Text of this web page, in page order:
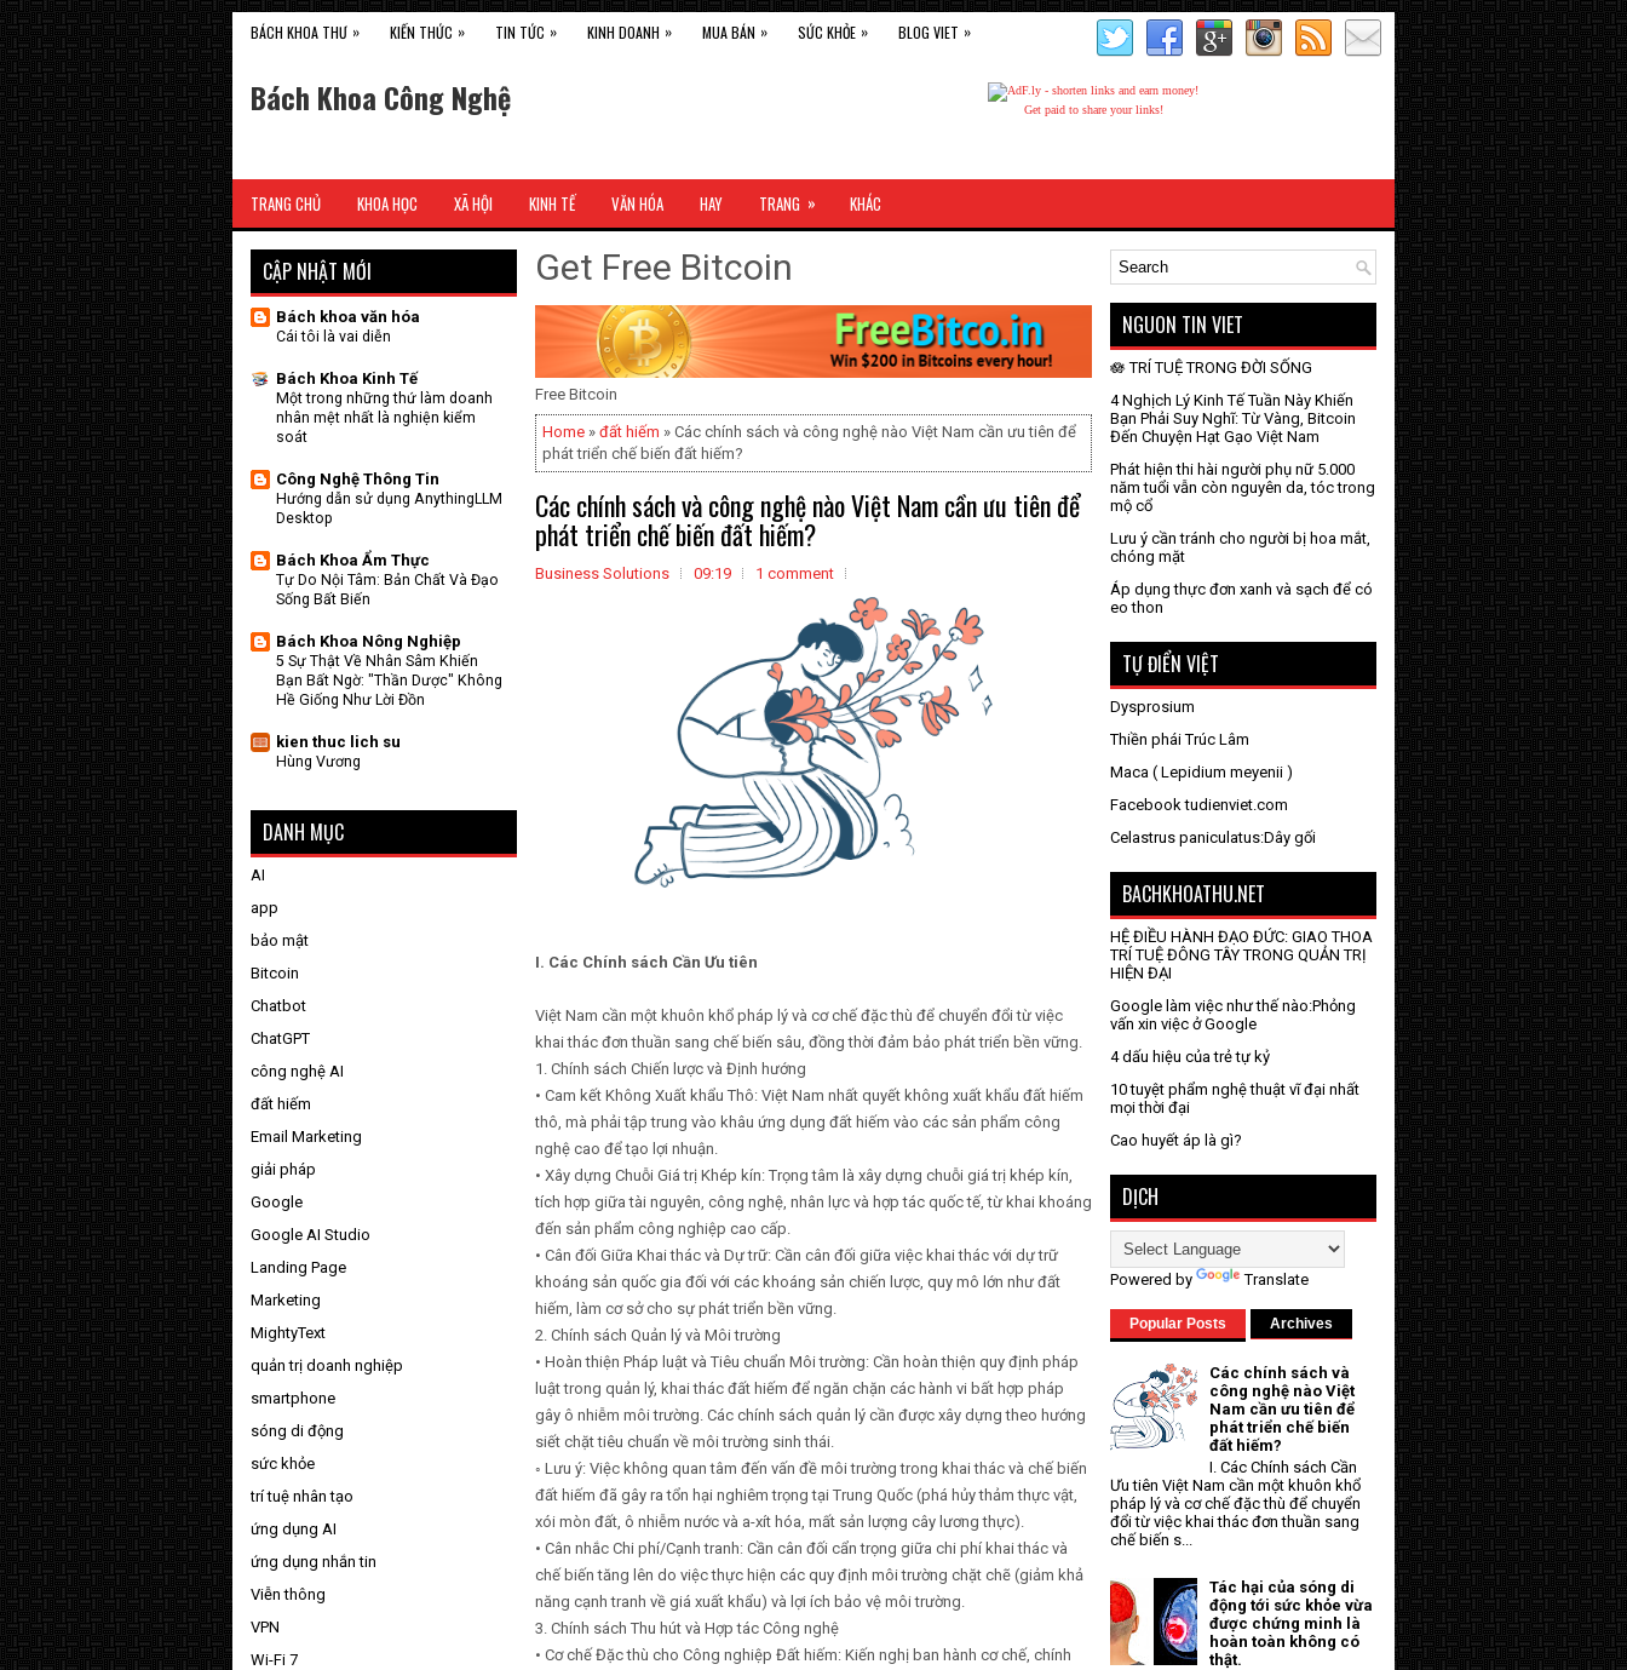
BÁCH KHOA THƯ » KIẾN THỨC » TIN TỨC » KINH DOANH » MUA BÁN » SỨC KHỎE » BLOG VIET »
Bách Khoa Công Nghệ Get paid to share your links!
TRANG CHỦ KHOA HỌC XÃ HỘI KINH TẾ VĂN HÓA HAY TRANG » KHÁC
Get Free Bitcoin
Free Bitcoin
Home » đất hiếm » Các chính sách và công nghệ nào Việt Nam cần ưu tiên để
phát triển chế biến đất hiếm?
Các chính sách và công nghệ nào Việt Nam cần ưu tiên để
phát triển chế biến đất hiếm?
Business Solutions 09:19 1 comment
I. Các Chính sách Cần Ưu tiên
Việt Nam cần một khuôn khổ pháp lý và cơ chế đặc thù để chuyển đổi từ việc
khai thác đơn thuần sang chế biến sâu, đồng thời đảm bảo phát triển bền vững.
1. Chính sách Chiến lược và Định hướng
• Cam kết Không Xuất khẩu Thô: Việt Nam nhất quyết không xuất khẩu đất hiếm
thô, mà phải tập trung vào khâu ứng dụng đất hiếm vào các sản phẩm công
nghệ cao để tạo lợi nhuận.
• Xây dựng Chuỗi Giá trị Khép kín: Trọng tâm là xây dựng chuỗi giá trị khép kín,
tích hợp giữa tài nguyên, công nghệ, nhân lực và hợp tác quốc tế, từ khai khoáng
đến sản phẩm công nghiệp cao cấp.
• Cân đối Giữa Khai thác và Dự trữ: Cần cân đối giữa việc khai thác với dự trữ
khoáng sản quốc gia đối với các khoáng sản chiến lược, quy mô lớn như đất
hiếm, làm cơ sở cho sự phát triển bền vững.
2. Chính sách Quản lý và Môi trường
• Hoàn thiện Pháp luật và Tiêu chuẩn Môi trường: Cần hoàn thiện quy định pháp
luật trong quản lý, khai thác đất hiếm để ngăn chặn các hành vi bất hợp pháp
gây ô nhiễm môi trường. Các chính sách quản lý cần được xây dựng theo hướng
siết chặt tiêu chuẩn về môi trường sinh thái.
◦ Lưu ý: Việc không quan tâm đến vấn đề môi trường trong khai thác và chế biến
đất hiếm đã gây ra tổn hại nghiêm trọng tại Trung Quốc (phá hủy thảm thực vật,
xói mòn đất, ô nhiễm nước và a-xít hóa, mất sản lượng cây lương thực).
• Cân nhắc Chi phí/Cạnh tranh: Cần cân đối cẩn trọng giữa chi phí khai thác và
chế biến tăng lên do việc thực hiện các quy định môi trường chặt chẽ (giảm khả
năng cạnh tranh về giá xuất khẩu) và lợi ích bảo vệ môi trường.
3. Chính sách Thu hút và Hợp tác Công nghệ
• Cơ chế Đặc thù cho Công nghiệp Đất hiếm: Kiến nghị ban hành cơ chế, chính
CẬP NHẬT MỚI
Bách khoa văn hóa
Cái tôi là vai diễn
Bách Khoa Kinh Tế
Một trong những thứ làm doanh
nhân mệt nhất là nghiện kiểm
soát
Công Nghệ Thông Tin
Hướng dẫn sử dụng AnythingLLM
Desktop
Bách Khoa Ẩm Thực
Tự Do Nội Tâm: Bản Chất Và Đạo
Sống Bất Biến
Bách Khoa Nông Nghiệp
5 Sự Thật Về Nhân Sâm Khiến
Bạn Bất Ngờ: "Thần Dược" Không
Hề Giống Như Lời Đồn
kien thuc lich su
Hùng Vương
DANH MỤC
AI
app
bảo mật
Bitcoin
Chatbot
ChatGPT
công nghệ AI
đất hiếm
Email Marketing
giải pháp
Google
Google AI Studio
Landing Page
Marketing
MightyText
quản trị doanh nghiệp
smartphone
sóng di động
sức khỏe
trí tuệ nhân tạo
ứng dụng AI
ứng dụng nhắn tin
Viễn thông
VPN
Wi-Fi 7
NGUON TIN VIET
🪷 TRÍ TUỆ TRONG ĐỜI SỐNG
4 Nghịch Lý Kinh Tế Tuần Này Khiến
Bạn Phải Suy Nghĩ: Từ Vàng, Bitcoin
Đến Chuyện Hạt Gạo Việt Nam
Phát hiện thi hài người phụ nữ 5.000
năm tuổi vẫn còn nguyên da, tóc trong
mộ cổ
Lưu ý cần tránh cho người bị hoa mắt,
chóng mặt
Áp dụng thực đơn xanh và sạch để có
eo thon
TỰ ĐIỂN VIỆT
Dysprosium
Thiền phái Trúc Lâm
Maca ( Lepidium meyenii )
Facebook tudienviet.com
Celastrus paniculatus:Dây gối
BACHKHOATHU.NET
HỆ ĐIỀU HÀNH ĐẠO ĐỨC: GIAO THOA
TRÍ TUỆ ĐÔNG TÂY TRONG QUẢN TRỊ
HIỆN ĐẠI
Google làm việc như thế nào:Phỏng
vấn xin việc ở Google
4 dấu hiệu của trẻ tự kỷ
10 tuyệt phẩm nghệ thuật vĩ đại nhất
mọi thời đại
Cao huyết áp là gì?
DỊCH
Powered by Translate
Popular Posts Archives
Các chính sách và
công nghệ nào Việt
Nam cần ưu tiên để
phát triển chế biến
đất hiếm?
I. Các Chính sách Cần
Ưu tiên Việt Nam cần một khuôn khổ
pháp lý và cơ chế đặc thù để chuyển
đổi từ việc khai thác đơn thuần sang
chế biến s...
Tác hại của sóng di
động tới sức khỏe vừa
được chứng minh là
hoàn toàn không có
thật.